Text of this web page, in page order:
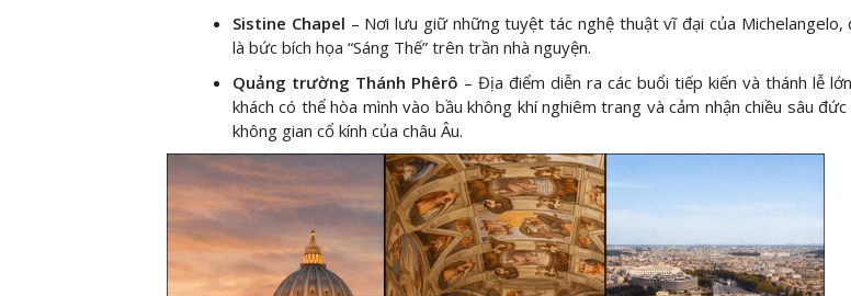
Sistine Chapel – Nơi lưu giữ những tuyệt tác nghệ thuật vĩ đại của Michelangelo,
là bức bích họa “Sáng Thế” trên trần nhà nguyện.
Quảng trường Thánh Phêrô – Địa điểm diễn ra các buổi tiếp kiến và thánh lễ
khách có thể hòa mình vào bầu không khí nghiêm trang và cảm nhận chiều sâu
không gian cổ kính của châu Âu.